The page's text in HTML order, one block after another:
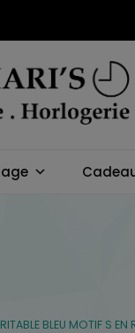
BLEU MOTIF S EN